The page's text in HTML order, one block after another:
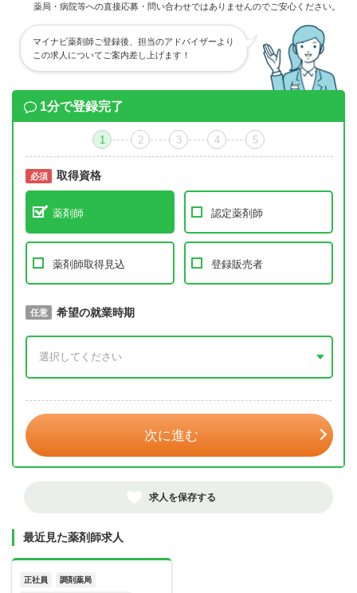
薬局・病院等への直接応募・問い合わせではありませんのでご安心ください。
マイナビ薬剤師ご登録後、担当のアドバイザーより
この求人についてご案内差し上げます！
1分で登録完了
1 2 3 4 5
必須 取得資格
薬剤師 認定薬剤師
薬剤師取得見込 登録販売者
必須 取得予定年
任意 希望の就業時期
次に進む
求人を保存する
最近見た薬剤師求人
正社員 調剤薬局